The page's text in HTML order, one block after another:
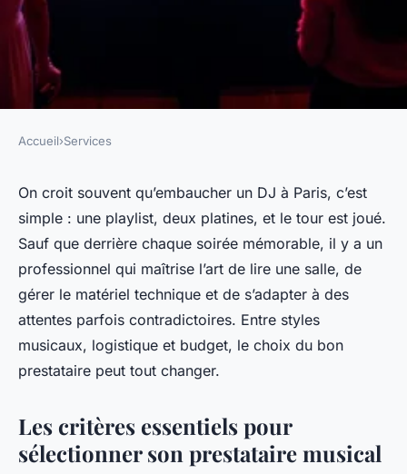
Choisir un DJ à Paris pour
animer vos événements festifs
Nicet•04/06/2026 20:02•10 min de lecture
Accueil›Services
On croit souvent qu’embaucher un DJ à Paris, c’est
simple : une playlist, deux platines, et le tour est joué.
Sauf que derrière chaque soirée mémorable, il y a un
professionnel qui maîtrise l’art de lire une salle, de
gérer le matériel technique et de s’adapter à des
attentes parfois contradictoires. Entre styles
musicaux, logistique et budget, le choix du bon
prestataire peut tout changer.
Les critères essentiels pour
sélectionner son prestataire musical